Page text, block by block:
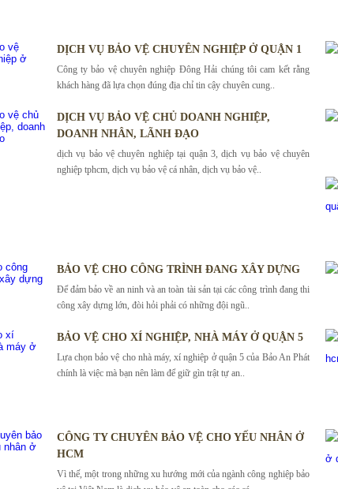
DỊCH VỤ BẢO VỆ CHUYÊN NGHIỆP Ở QUẬN 1
Công ty bảo vệ chuyên nghiệp Đông Hải chúng tôi cam kết rằng
khách hàng đã lựa chọn đúng địa chỉ tin cậy chuyên cung..
DỊCH VỤ BẢO VỆ CHỦ DOANH NGHIỆP,
DOANH NHÂN, LÃNH ĐẠO
dịch vụ bảo vệ chuyên nghiệp tại quận 3, dịch vụ bảo vệ chuyên
nghiệp tphcm, dịch vụ bảo vệ cá nhân, dịch vụ bảo vệ..
BẢO VỆ CHO CÔNG TRÌNH ĐANG XÂY DỰNG
Để đảm bảo về an ninh và an toàn tài sản tại các công trình đang thi
công xây dựng lớn, đòi hỏi phải có những đội ngũ..
BẢO VỆ CHO XÍ NGHIỆP, NHÀ MÁY Ở QUẬN 5
Lựa chọn bảo vệ cho nhà máy, xí nghiệp ở quận 5 của Bảo An Phát
chính là việc mà bạn nên làm để giữ gìn trật tự an..
CÔNG TY CHUYÊN BẢO VỆ CHO YẾU NHÂN Ở
HCM
Vì thế, một trong những xu hướng mới của ngành công nghiệp bảo